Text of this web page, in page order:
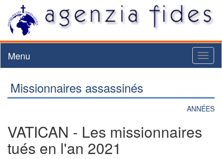
Menu
Missionnaires assassinés
ANNÉES
VATICAN - Les missionnaires
tués en l'an 2021